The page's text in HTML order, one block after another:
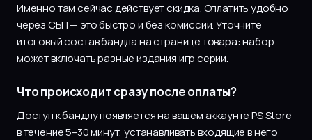
Именно там сейчас действует скидка. Оплатить удобно
через СБП — это быстро и без комиссии. Уточните
итоговый состав бандла на странице товара: набор
может включать разные издания игр серии.
Что происходит сразу после оплаты?
Доступ к бандлу появляется на вашем аккаунте PS Store
в течение 5–30 минут, устанавливать входящие в него